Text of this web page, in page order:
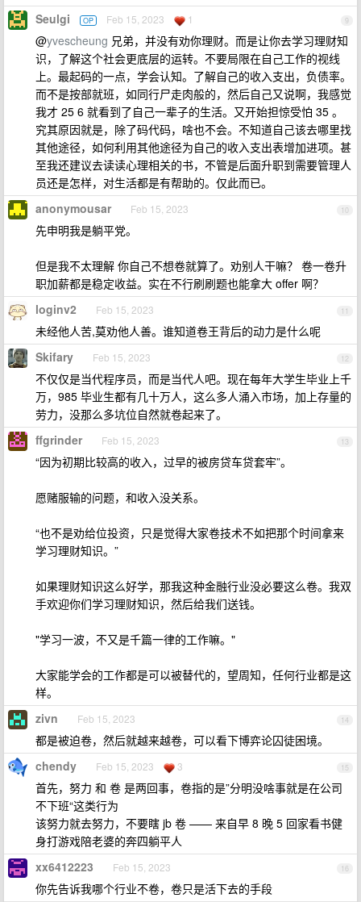
9
Seulgi OP Feb 15, 2023 1
@yvescheung 兄弟，并没有劝你理财。而是让你去学习理财知
识，了解这个社会更底层的运转。不要局限在自己工作的视线
上。最起码的一点，学会认知。了解自己的收入支出，负债率。
而不是按部就班，如同行尸走肉般的，然后自己又说啊，我感觉
我才 25 6 就看到了自己一辈子的生活。又开始担惊受怕 35 。
究其原因就是，除了码代码，啥也不会。不知道自己该去哪里找
其他途径，如何利用其他途径为自己的收入支出表增加进项。甚
至我还建议去读读心理相关的书，不管是后面升职到需要管理人
员还是怎样，对生活都是有帮助的。仅此而已。
10
anonymousar Feb 15, 2023
先申明我是躺平党。
但是我不太理解 你自己不想卷就算了。劝别人干嘛？ 卷一卷升
职加薪都是稳定收益。实在不行刷刷题也能拿大 offer 啊？
11
loginv2 Feb 15, 2023
未经他人苦,莫劝他人善。谁知道卷王背后的动力是什么呢
12
Skifary Feb 15, 2023
不仅仅是当代程序员，而是当代人吧。现在每年大学生毕业上千
万，985 毕业生都有几十万人，这么多人涌入市场，加上存量的
劳力，没那么多坑位自然就卷起来了。
13
ffgrinder Feb 15, 2023
“因为初期比较高的收入，过早的被房贷车贷套牢”。
愿赌服输的问题，和收入没关系。
“也不是劝给位投资，只是觉得大家卷技术不如把那个时间拿来
学习理财知识。”
如果理财知识这么好学，那我这种金融行业没必要这么卷。我双
手欢迎你们学习理财知识，然后给我们送钱。
"学习一波，不又是千篇一律的工作嘛。"
大家能学会的工作都是可以被替代的，望周知，任何行业都是这
样。
14
zivn Feb 15, 2023
都是被迫卷，然后就越来越卷，可以看下博弈论囚徒困境。
15
chendy Feb 15, 2023 3
首先，努力 和 卷 是两回事，卷指的是”分明没啥事就是在公司
不下班“这类行为
该努力就去努力，不要瞎 jb 卷 —— 来自早 8 晚 5 回家看书健
身打游戏陪老婆的奔四躺平人
16
xx6412223 Feb 15, 2023
你先告诉我哪个行业不卷，卷只是活下去的手段